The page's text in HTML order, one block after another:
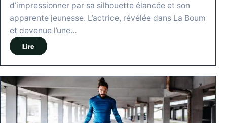
d’impressionner par sa silhouette élancée et son
apparente jeunesse. L’actrice, révélée dans La Boum
et devenue l’une…
Lire